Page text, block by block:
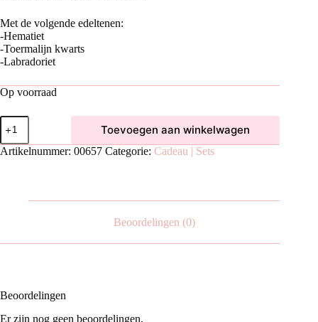
Met de volgende edeltenen:
-Hematiet
-Toermalijn kwarts
-Labradoriet
Op voorraad
Edelsteen
set
|
Bescherming
Toevoegen aan winkelwagen
Artikelnummer: 00657 Categorie: Cadeau | Sets
Beoordelingen (0)
Beoordelingen
Er zijn nog geen beoordelingen.